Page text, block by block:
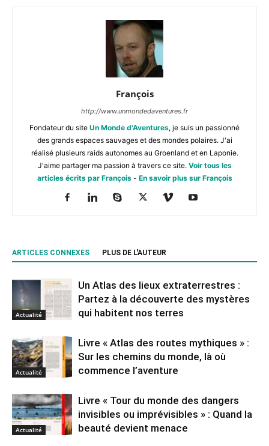
François
http://www.unmondedaventures.fr
Fondateur du site Un Monde d'Aventures, je suis un passionné
des grands espaces sauvages et des mondes polaires. J'ai
réalisé plusieurs raids autonomes au Groenland et en Laponie.
J'aime partager ma passion à travers ce site. Voir tous les
articles écrits par François- En savoir plus sur François
ARTICLES CONNEXES PLUS DE L'AUTEUR
Actualité
Un Atlas des lieux extraterrestres :
Partez à la découverte des mystères
qui habitent nos terres
Actualité
Livre « Atlas des routes mythiques » :
Sur les chemins du monde, là où
commence l’aventure
Actualité
Livre « Tour du monde des dangers
invisibles ou imprévisibles » : Quand la
beauté devient menace